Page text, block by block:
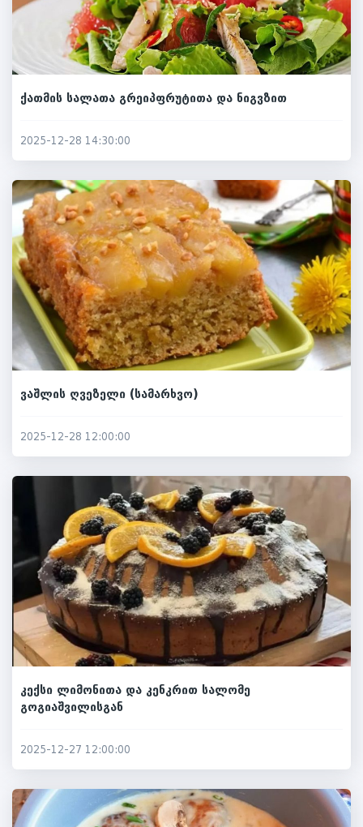
ქათმის სალათა გრეიპფრუტითა და ნიგვზით
2025-12-28 14:30:00
ვაშლის ღვეზელი (სამარხვო)
2025-12-28 12:00:00
კექსი ლიმონითა და კენკრით სალომე
გოგიაშვილისგან
2025-12-27 12:00:00